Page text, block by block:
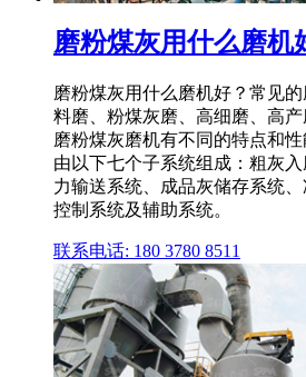
磨粉煤灰用什么磨机
磨粉煤灰用什么磨机好？常见
料磨、粉煤灰磨、高细磨、高
磨粉煤灰磨机有不同的特点和
由以下七个子系统组成：粗灰
力输送系统、成品灰储存系统
控制系统及辅助系统。
联系电话: 180 3780 8511